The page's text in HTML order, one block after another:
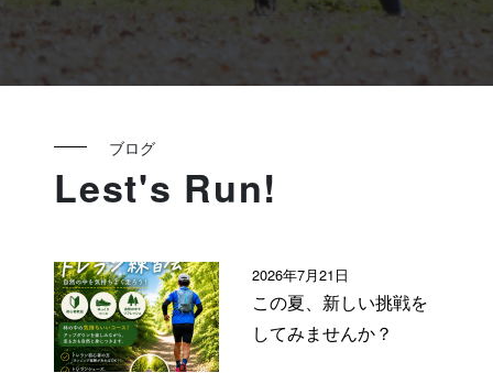
ブログ
Lest's Run!
2026年7月21日
この夏、新しい挑戦を
してみませんか？